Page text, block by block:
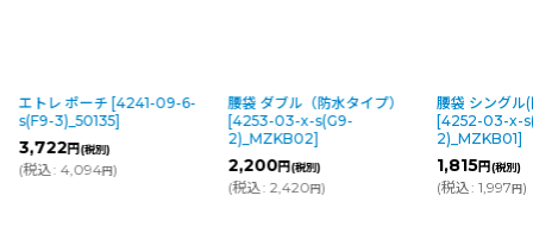
レ ポーチ [4241-09-6-
3)_50135]
円(税別)
4,094円)
腰袋 ダブル（防水タイプ）
4253-03-x-s(G9-
2)_MZKB02]
2,200円(税別)
2,420円)
腰袋 シングル(防水
4252-03-x-s(G9-
2)_MZKB01]
1,815 円(税別)
1,997円 )